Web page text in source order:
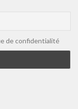
de confidentialité